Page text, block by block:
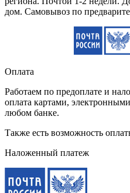
дом. Самовывоз по
Оплата
Работаем по предоплате и
оплата картами,
любом банке.
Также есть возможность
Наложенный платеж